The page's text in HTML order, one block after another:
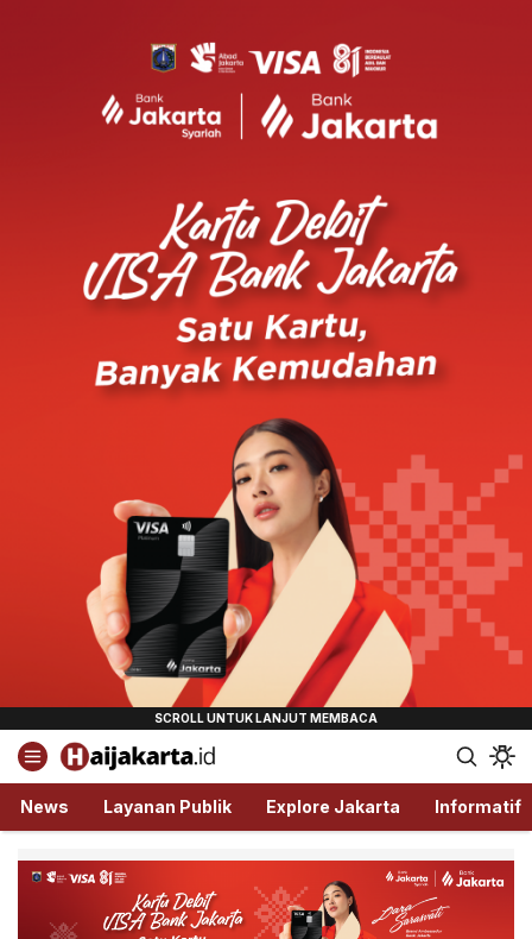
Haijakarta.id
Semua Tentang Jakarta Ada Disini!
News Layanan Publik Explore Jakarta Informatif